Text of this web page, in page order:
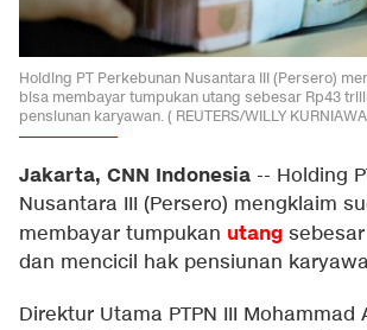
Holding PT Perkebunan Nusantara III (Persero)
bisa membayar tumpukan utang sebesar Rp43
pensiunan karyawan. ( REUTERS/WILLY
Jakarta, CNN Indonesia -- Holding
Nusantara III (Persero) mengklaim
membayar tumpukan utang
dan mencicil hak pensiunan
Direktur Utama PTPN III Mohammad